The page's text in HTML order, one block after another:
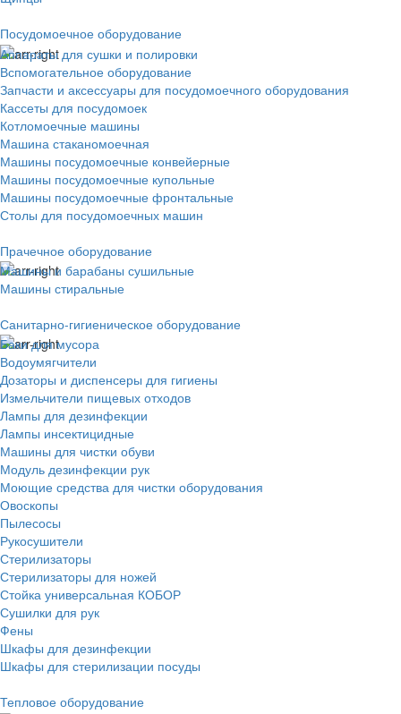
Посудомоечное оборудование
Аппараты для сушки и полировки
Вспомогательное оборудование
Запчасти и аксессуары для посудомоечного оборудования
Кассеты для посудомоек
Котломоечные машины
Машина стаканомоечная
Машины посудомоечные конвейерные
Машины посудомоечные купольные
Машины посудомоечные фронтальные
Столы для посудомоечных машин
Прачечное оборудование
Машины и барабаны сушильные
Машины стиральные
Санитарно-гигиеническое оборудование
Баки для мусора
Водоумягчители
Дозаторы и диспенсеры для гигиены
Измельчители пищевых отходов
Лампы для дезинфекции
Лампы инсектицидные
Машины для чистки обуви
Модуль дезинфекции рук
Моющие средства для чистки оборудования
Овоскопы
Пылесосы
Рукосушители
Стерилизаторы
Стерилизаторы для ножей
Стойка универсальная КОБОР
Сушилки для рук
Фены
Шкафы для дезинфекции
Шкафы для стерилизации посуды
Тепловое оборудование